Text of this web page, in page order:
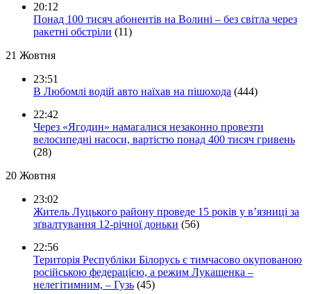
20:12
Понад 100 тисяч абонентів на Волині – без світла через
ракетні обстріли (11)
21 Жовтня
23:51
В Любомлі водій авто наїхав на пішохода (444)
22:42
Через «Ягодин» намагалися незаконно провезти
велосипедні насоси, вартістю понад 400 тисяч гривень
(28)
20 Жовтня
23:02
Житель Луцького району проведе 15 років у в’язниці за
зґвалтування 12-річної доньки (56)
22:56
Територія Республіки Білорусь є тимчасово окупованою
російською федерацією, а режим Лукашенка –
нелегітимним, – Гузь (45)